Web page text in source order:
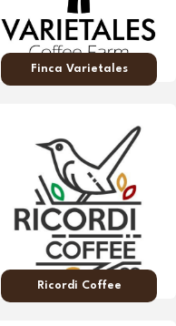
Finca Varietales
Ricordi Coffee